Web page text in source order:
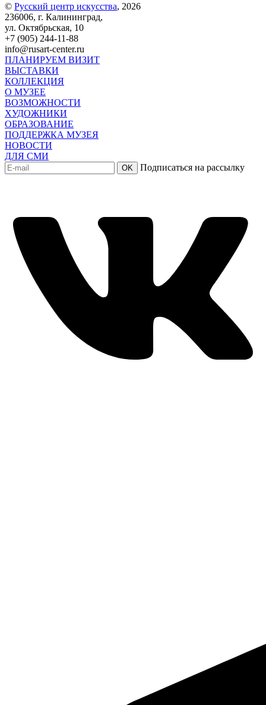
© Русский центр искусства, 2026
236006, г. Калининград,
ул. Октябрьская, 10
+7 (905) 244-11-88
info@rusart-center.ru
ПЛАНИРУЕМ ВИЗИТ
ВЫСТАВКИ
КОЛЛЕКЦИЯ
О МУЗЕЕ
ВОЗМОЖНОСТИ
ХУДОЖНИКИ
ОБРАЗОВАНИЕ
ПОДДЕРЖКА МУЗЕЯ
НОВОСТИ
ДЛЯ СМИ
OK Подписаться на рассылку